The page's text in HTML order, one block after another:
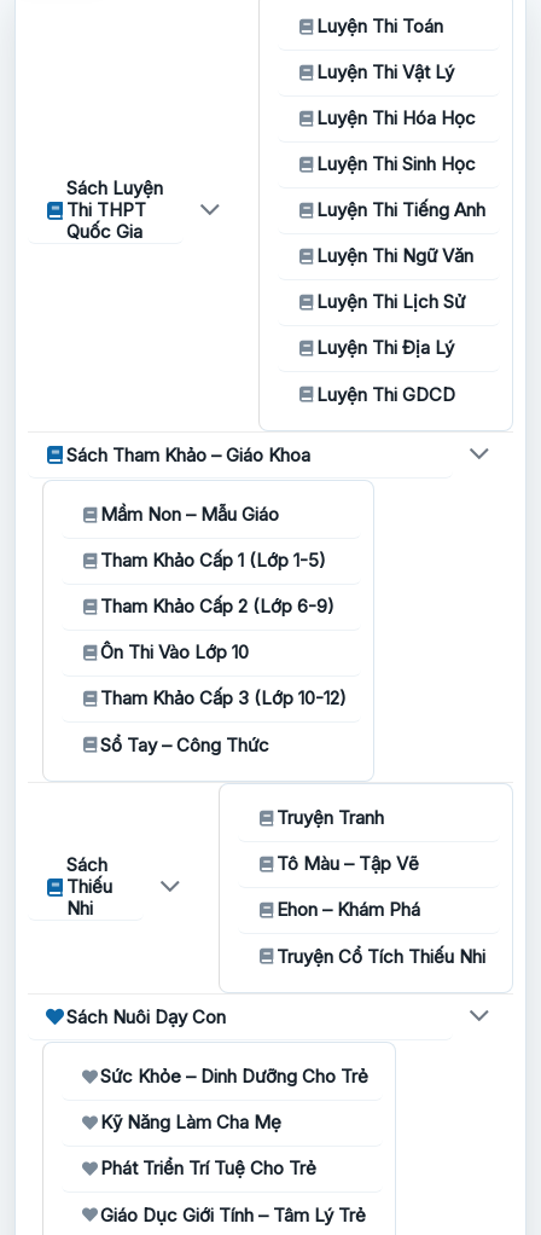
Sách Luyện
Thi THPT
Quốc Gia
Luyện Thi Toán
Luyện Thi Vật Lý
Luyện Thi Hóa Học
Luyện Thi Sinh Học
Luyện Thi Tiếng Anh
Luyện Thi Ngữ Văn
Luyện Thi Lịch Sử
Luyện Thi Địa Lý
Luyện Thi GDCD
Sách Tham Khảo – Giáo Khoa
Mầm Non – Mẫu Giáo
Tham Khảo Cấp 1 (Lớp 1-5)
Tham Khảo Cấp 2 (Lớp 6-9)
Ôn Thi Vào Lớp 10
Tham Khảo Cấp 3 (Lớp 10-12)
Sổ Tay – Công Thức
Sách
Thiếu
Nhi
Truyện Tranh
Tô Màu – Tập Vẽ
Ehon – Khám Phá
Truyện Cổ Tích Thiếu Nhi
Sách Nuôi Dạy Con
Sức Khỏe – Dinh Dưỡng Cho Trẻ
Kỹ Năng Làm Cha Mẹ
Phát Triển Trí Tuệ Cho Trẻ
Giáo Dục Giới Tính – Tâm Lý Trẻ